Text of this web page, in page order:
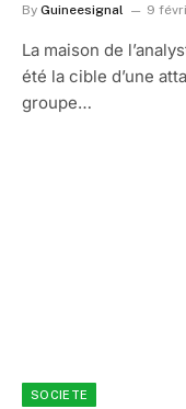
By Guineesignal 9
La maison de
été la cible d’une
groupe…
SOCIETE